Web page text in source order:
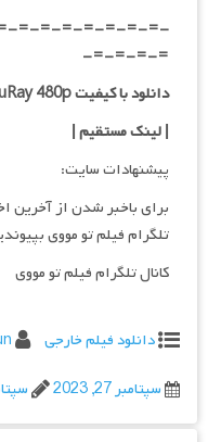
=-=-=-=-=-=-=-
=-=-=-=-
دانلود با کیفیت BluRay 480p ریلیز F2M
| لینک مستقیم|
پیشنهادات سایت:
برای باخبر شدن از آخرین
تلگرام فیلم تو مووی
کانال تلگرام فیلم تو مووی
دانلود فیلم خارجی
سپتامبر 27, 2023
سپتامبر